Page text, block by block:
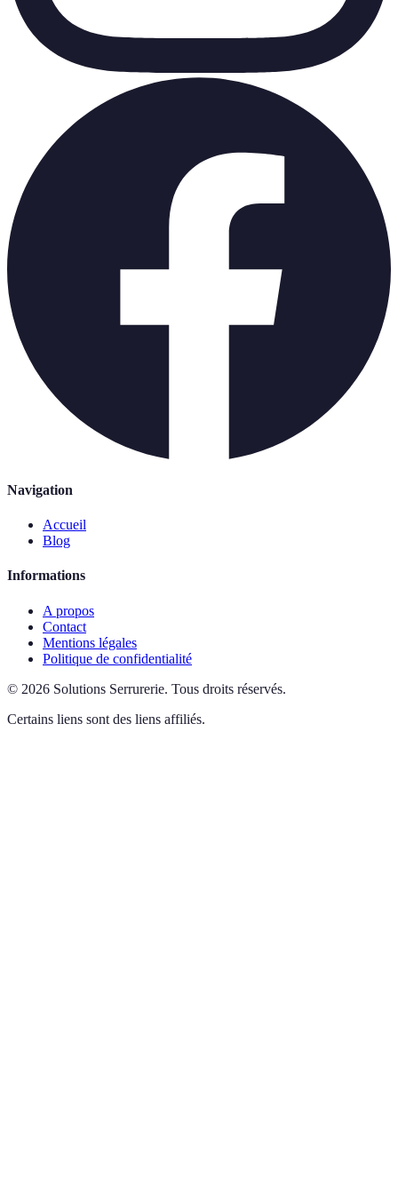
Navigation
Accueil
Blog
Informations
A propos
Contact
Mentions légales
Politique de confidentialité
© 2026 Solutions Serrurerie. Tous droits réservés.
Certains liens sont des liens affiliés.